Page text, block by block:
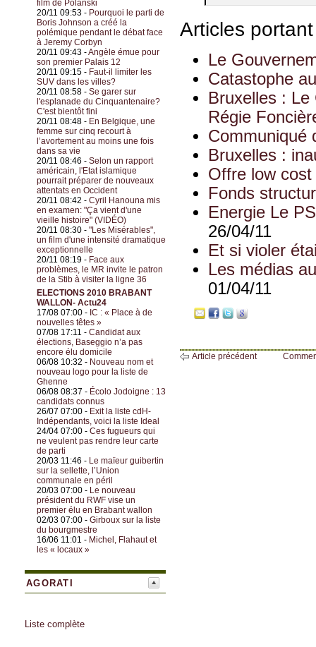
film de Polanski
20/11 09:53 - Pourquoi le parti de
Boris Johnson a créé la
polémique pendant le débat face
à Jeremy Corbyn
20/11 09:43 -Angèle émue pour
son premier Palais 12
20/11 09:15 - Faut-il limiter les
SUV dans les villes?
20/11 08:58 - Se garer sur
l'esplanade du Cinquantenaire?
C'est bientôt fini
20/11 08:48 - En Belgique, une
femme sur cinq recourt à
l’avortement au moins une fois
dans sa vie
20/11 08:46 - Selon un rapport
américain, l'Etat islamique
pourrait préparer de nouveaux
attentats en Occident
20/11 08:42 - Cyril Hanouna mis
en examen: "Ça vient d'une
vieille histoire" (VIDÉO)
20/11 08:30 - "Les Misérables",
un film d'une intensité dramatique
exceptionnelle
20/11 08:19 - Face aux
problèmes, le MR invite le patron
de la Stib à visiter la ligne 36
ELECTIONS 2010 BRABANT
WALLON- Actu24
17/08 07:00 - IC : « Place à de
nouvelles têtes »
07/08 17:11 - Candidat aux
élections, Baseggio n’a pas
encore élu domicile
06/08 10:32 - Nouveau nom et
nouveau logo pour la liste de
Ghenne
06/08 08:37 - Écolo Jodoigne : 13
candidats connus
26/07 07:00 - Exit la liste cdH-
Indépendants, voici la liste Ideal
24/04 07:00 - Ces fugueurs qui
ne veulent pas rendre leur carte
de parti
20/03 11:46 - Le maïeur guibertin
sur la sellette, l’Union
communale en péril
20/03 07:00 - Le nouveau
président du RWF vise un
premier élu en Brabant wallon
02/03 07:00 - Girboux sur la liste
du bourgmestre
16/06 11:01 - Michel, Flahaut et
les « locaux »
AGORATI
Liste complète
Articles
Le
Catastophe
Bruxelles :
Régie
Communiqué
Bruxelles :
Offre low
Fonds
Energie Le
26/04/11
Et si violer
Les médias
01/04/11
Article précédent